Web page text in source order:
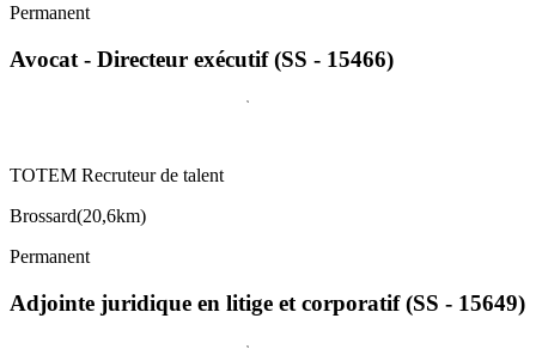
Permanent
Avocat - Directeur exécutif (SS - 15466)
TOTEM Recruteur de talent
Brossard(20,6km)
Permanent
Adjointe juridique en litige et corporatif (SS - 15649)